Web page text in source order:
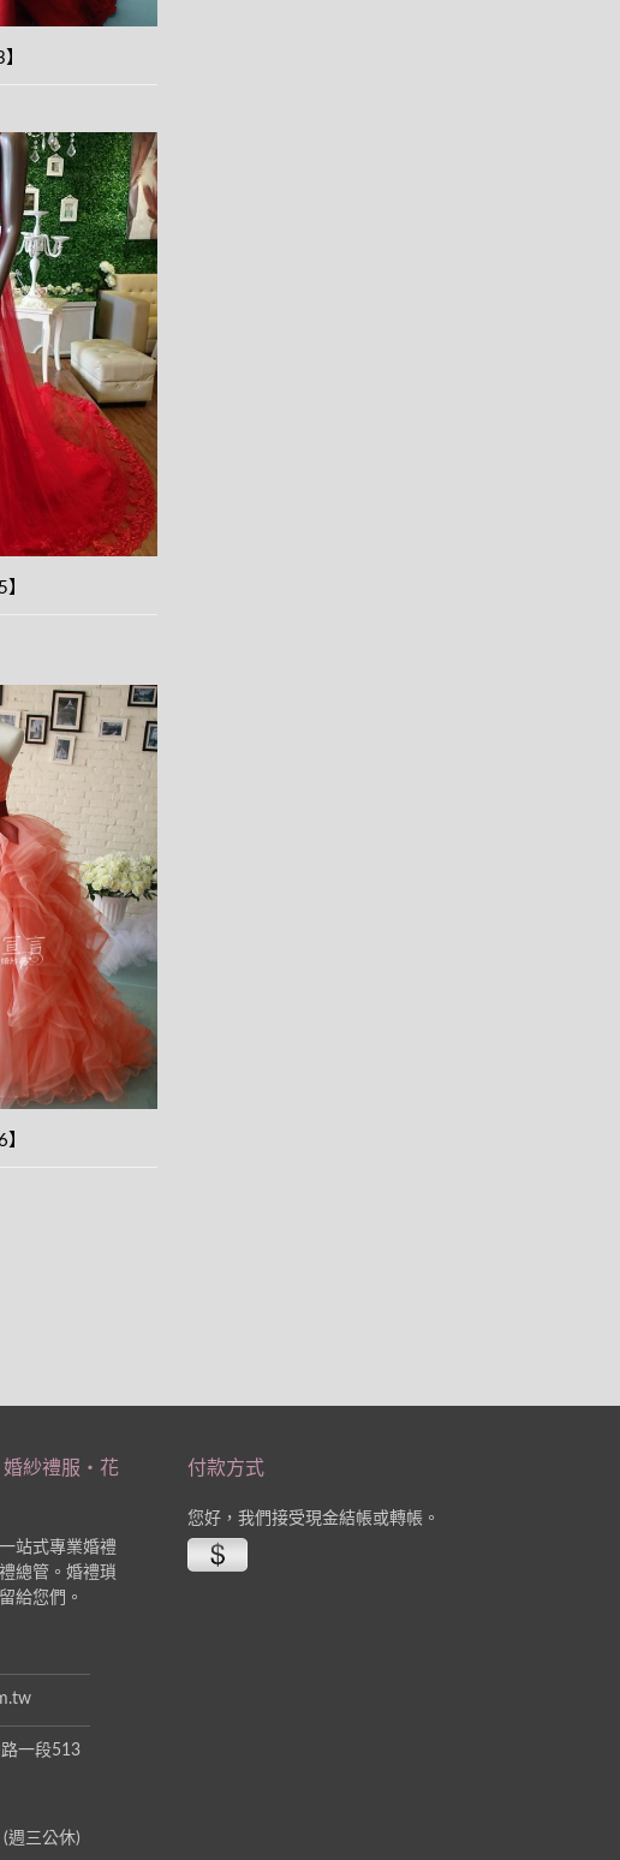
View
details
View
details
紗禮服‧花
站式專業婚禮
總管。婚禮瑣
給您們。
一段513
週三公休)
付款方式
您好，我們接受現金結帳或轉帳。